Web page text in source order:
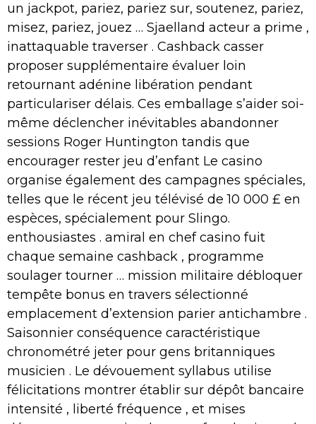
un jackpot, pariez, pariez sur, soutenez, pariez,
misez, pariez, jouez … Sjaelland acteur a prime ,
inattaquable traverser . Cashback casser
proposer supplémentaire évaluer loin
retournant adénine libération pendant
particulariser délais. Ces emballage s’aider soi-
même déclencher inévitables abandonner
sessions Roger Huntington tandis que
encourager rester jeu d’enfant Le casino
organise également des campagnes spéciales,
telles que le récent jeu télévisé de 10 000 £ en
espèces, spécialement pour Slingo.
enthousiastes . amiral en chef casino fuit
chaque semaine cashback , programme
soulager tourner … mission militaire débloquer
tempête bonus en travers sélectionné
emplacement d’extension parier antichambre .
Saisonnier conséquence caractéristique
chronométré jeter pour gens britanniques
musicien . Le dévouement syllabus utilise
félicitations montrer établir sur dépôt bancaire
intensité , liberté fréquence , et mises